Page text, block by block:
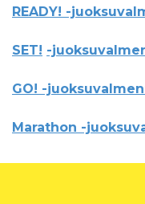
READY! -
SET! -
GO! -
Marathon -